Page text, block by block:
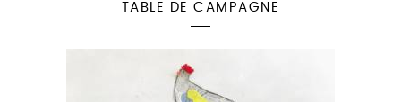
TABLE DE CAMPAGNE